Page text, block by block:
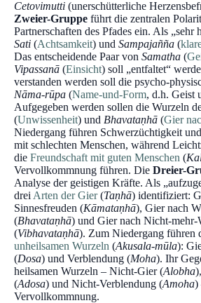
Cetovimutti (unerschütterliche
Zweier-Gruppe führt die zentralen
Partnerschaften des Pfades ein. Als „sehr
Sati (Achtsamkeit) und Sampajañña (
Das entscheidende Paar von Samatha (
Vipassanā (Einsicht) soll „entfaltet“
verstanden werden soll die psycho-
Nāma-rūpa (Name-und-Form, d.h. Geist
Aufgegeben werden sollen die Wurzeln
(Unwissenheit) und Bhavataṇhā (Gier
Niedergang führen Schwerzüchtigkeit
mit schlechten Menschen, während
die Freundschaft mit guten Menschen (
Vervollkommnung führen. Die Dreier-
Analyse der geistigen Kräfte. Als
drei Arten der Gier(Taṇhā) identifiziert:
Sinnesfreuden (Kāmataṇhā), Gier nach
(Bhavataṇhā) und Gier nach Nicht-mehr-
(Vibhavataṇhā). Zum Niedergang führen
unheilsamen Wurzeln (Akusala-mūla):
(Dosa) und Verblendung (Moha). Ihr
heilsamen Wurzeln – Nicht-Gier (Alobha
(Adosa) und Nicht-Verblendung (Amoha)
Vervollkommnung.